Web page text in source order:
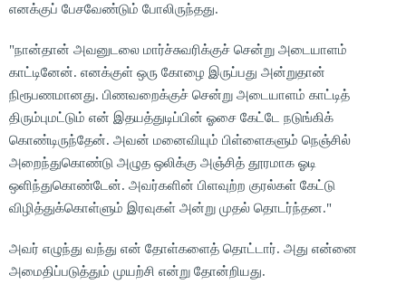
எனக்குப் பேசவேண்டும் போலிருந்தது.
"நான்தான் அவனுடலை மார்ச்சுவரிக்குச் சென்று அடையாளம்
காட்டினேன். எனக்குள் ஒரு கோழை இருப்பது அன்றுதான்
நிரூபணமானது. பிணவறைக்குச் சென்று அடையாளம் காட்டித்
திரும்புமட்டும் என் இதயத்துடிப்பின் ஓசை கேட்டே நடுங்கிக்
கொண்டிருந்தேன். அவன் மனைவியும் பிள்ளைகளும் நெஞ்சில்
அறைந்துகொண்டு அழுத ஒலிக்கு அஞ்சித் தூரமாக ஓடி
ஒளிந்துகொண்டேன். அவர்களின் பிளவுற்ற குரல்கள் கேட்டு
விழித்துக்கொள்ளும் இரவுகள் அன்று முதல் தொடர்ந்தன."
அவர் எழுந்து வந்து என் தோள்களைத் தொட்டார். அது என்னை
அமைதிப்படுத்தும் முயற்சி என்று தோன்றியது.